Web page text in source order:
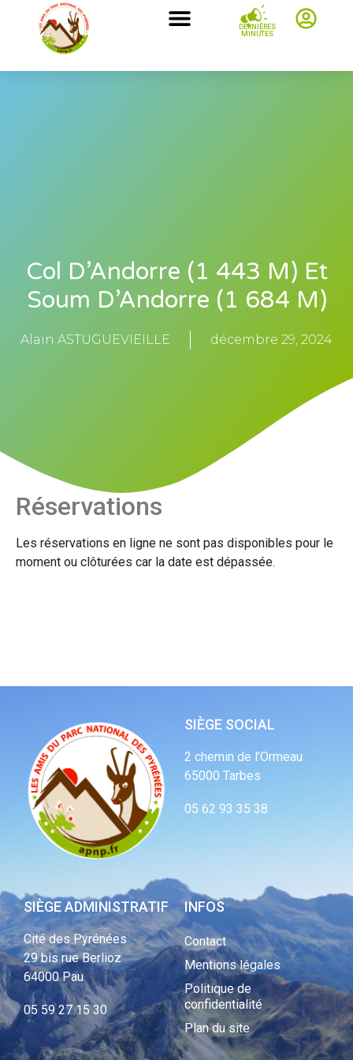
DERNIÈRES
MINUTES
Col D’Andorre (1 443 M) Et
Soum D’Andorre (1 684 M)
Alain ASTUGUEVIEILLE décembre 29, 2024
Réservations
Les réservations en ligne ne sont pas disponibles pour le
moment ou clôturées car la date est dépassée.
SIÈGE SOCIAL
2 chemin de l’Ormeau
65000 Tarbes
05 62 93 35 38
SIÈGE ADMINISTRATIF
Cité des Pyrénées
29 bis rue Berlioz
64000 Pau
05 59 27 15 30
INFOS
Contact
Mentions légales
Politique de
confidentialité
Plan du site